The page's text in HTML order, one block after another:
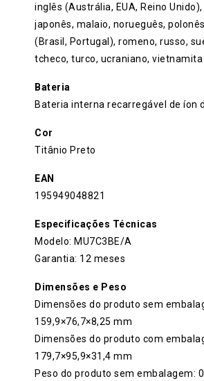
inglês (Austrália, EUA, Reino
japonês, malaio, norueguês,
(Brasil, Portugal), romeno, russo,
tcheco, turco, ucraniano, vietnamita
Bateria
Bateria interna recarregável de íon
Cor
Titânio Preto
EAN
195949048821
Especificações Técnicas
Modelo: MU7C3BE/A
Garantia: 12 meses
Dimensões e Peso
Dimensões do produto sem
159,9×76,7×8,25 mm
Dimensões do produto com
179,7×95,9×31,4 mm
Peso do produto sem embalagem: